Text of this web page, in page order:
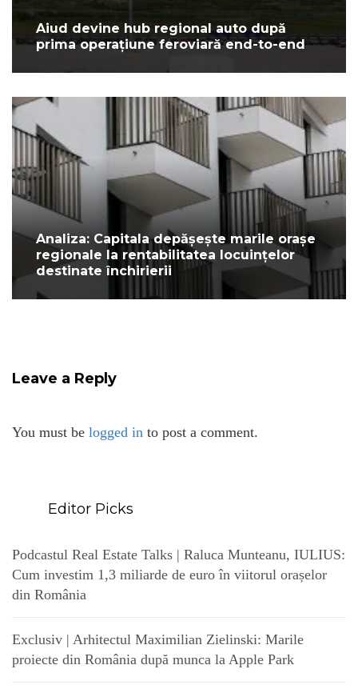
Aiud devine hub regional auto după
prima operațiune feroviară end-to-end
Analiza: Capitala depășește marile orașe
regionale la rentabilitatea locuințelor
destinate închirierii
Leave a Reply
You must be logged in to post a comment.
Editor Picks
Podcastul Real Estate Talks | Raluca Munteanu, IULIUS:
Cum investim 1,3 miliarde de euro în viitorul orașelor
din România
Exclusiv | Arhitectul Maximilian Zielinski: Marile
proiecte din România după munca la Apple Park